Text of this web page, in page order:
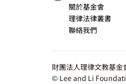
關於基金會
理律法律叢書
聯絡我們
財團法人理律文教基
© Lee and Li